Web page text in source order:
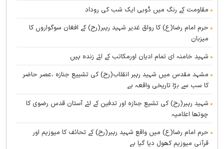
مقاومت کے رنگ میں ڈوبی ایک شب کی روداد
حرم امام رضا(ع) کا رواق غدیر شہید رہبر(رح) کے افغان سوگواروں کا
میزبان
شہید خامنہ ای تمام ادیان اورمکاتب کے لئے زندہ ہيں
مشہد مقدس میں شہید رہبر انقلاب(رح) کی تشییع جنازہ ،عصر حاضر
کا سب سے بڑا تاریخی واقعہ ہے
شہید رہبر(رح) کی تشیع جنازہ اور تدفین کے لئے آستان قدس رضوی کا
چوتھا اعلامیہ
حرم امام رضا(ع) میں واقع شہید رہبر(رح) کے تحائف کا میوزیم اور
قرآنی میوزیم کھول دیا گیا ہے